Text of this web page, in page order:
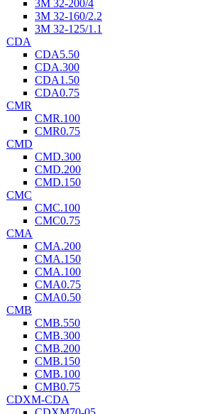
3M 32-200/4
3M 32-160/2.2
3M 32-125/1.1
CDA
CDA5.50
CDA.300
CDA1.50
CDA0.75
CMR
CMR.100
CMR0.75
CMD
CMD.300
CMD.200
CMD.150
CMC
CMC.100
CMC0.75
CMA
CMA.200
CMA.150
CMA.100
CMA0.75
CMA0.50
CMB
CMB.550
CMB.300
CMB.200
CMB.150
CMB.100
CMB0.75
CDXM-CDA